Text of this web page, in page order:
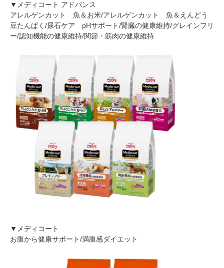
▼メディコート アドバンス
アレルゲンカット 魚＆お米/アレルゲンカット 魚＆えんどう
豆たんぱく/尿石ケア pHサポート/腎臓の健康維持/グレインフリ
ー/認知機能の健康維持/関節・筋肉の健康維持
▼メディコート
お腹から健康サポート/満腹感ダイエット